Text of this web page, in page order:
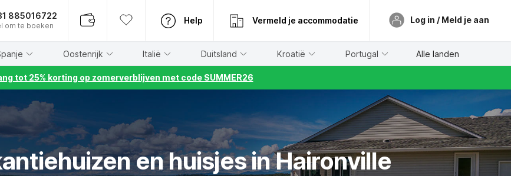
885016722
om te boeken
Help Vermeld je accommodatie Log in / Meld je aan
Oostenrijk Italië Duitsland Kroatië Portugal Alle landen
tot 25% korting op zomerverblijven met code SUMMER26
en huisjes in Haironville